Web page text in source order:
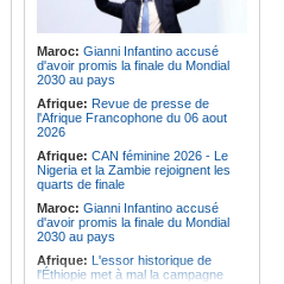
Ethiopie:Le Premier ministre Abiy
inaugure le nouveau terminal de
l'aéroport international de Bahir Dar
Afrique:La Croix-Rouge
éthiopienne appelle à une
mobilisation accrue des ressources
locales en Afrique
Afrique de l'Est:
les moyens, entraver la coopération
équitable par tous les moyens
Maroc: Gianni Infantino accusé
d'avoir promis la finale du Mondial
2030 au pays
Afrique: Revue de presse de
l'Afrique Francophone du 06 aout
2026
Afrique: CAN féminine 2026 - Le
Nigeria et la Zambie rejoignent les
quarts de finale
Maroc: Gianni Infantino accusé
d'avoir promis la finale du Mondial
2030 au pays
Afrique: L'essor historique de
l'Éthiopie met à mal la campagne